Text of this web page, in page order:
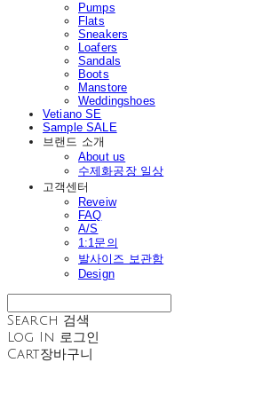
Pumps
Flats
Sneakers
Loafers
Sandals
Boots
Manstore
Weddingshoes
Vetiano SE
Sample SALE
브랜드 소개
About us
수제화공장 일상
고객센터
Reveiw
FAQ
A/S
1:1문의
발사이즈 보관함
Design
Search 검색
Log In 로그인
Cart장바구니